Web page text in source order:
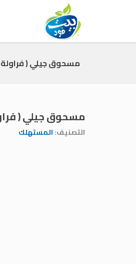
مسحوق جيلي (
مسحوق جيلي (
التصنيف:المستهلك